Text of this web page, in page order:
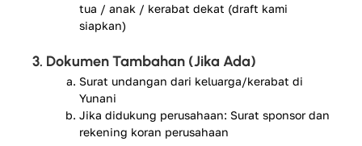
tua / anak / kerabat dekat (draft kami
siapkan)
3. Dokumen Tambahan (Jika Ada)
Surat undangan dari keluarga/kerabat di
Yunani
Jika didukung perusahaan: Surat sponsor dan
rekening koran perusahaan